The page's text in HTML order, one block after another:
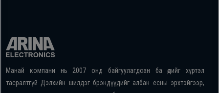
Манай компани нь 2007 онд байгуулагдсан ба өдийг хүртэл
тасралтгүй Дэлхийн шилдэг брэндүүдийг албан ёсны эрхтэйгээр,